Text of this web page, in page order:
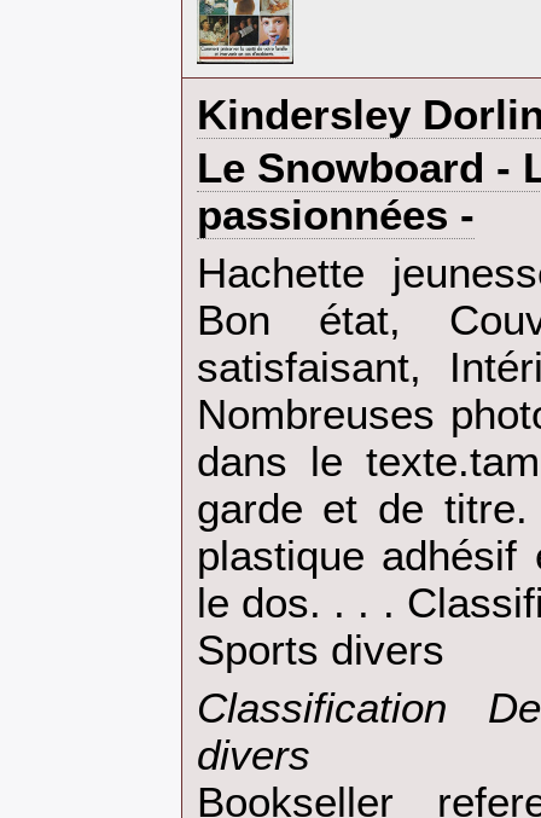
‎Kindersley
‎Le Snowboard -
passionnées -‎
‎Hachette
Bon état,
satisfaisant,
Nombreuses
dans le
garde et de
plastique
le dos. . . .
Sports divers‎
‎Classification
divers‎
Bookseller